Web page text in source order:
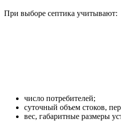
При выборе септика учитывают:
число потребителей;
суточный объем стоков,
вес, габаритные размеры